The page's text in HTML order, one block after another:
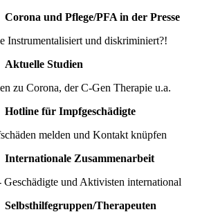
Corona und Pflege/PFA in der Presse
Instrumentalisiert und diskriminiert?!
Aktuelle Studien
zu Corona, der C-Gen Therapie u.a.
Hotline für Impfgeschädigte
melden und Kontakt knüpfen
Internationale Zusammenarbeit
Geschädigte und Aktivisten international
Selbsthilfegruppen/Therapeuten